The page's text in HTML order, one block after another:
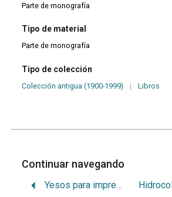
Parte de monografía
Tipo de material
Parte de monografía
Tipo de colección
Colección antigua (1900-1999) | Libros
Continuar navegando
Yesos para impresiones